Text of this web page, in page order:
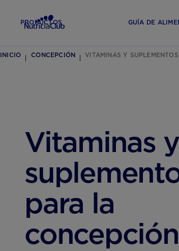
PRODUCTOS GUÍA DE
INICIO CONCEPCIÓN VITAMINAS Y
Vitaminas y
para la
concepción